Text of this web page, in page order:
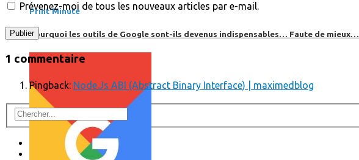
Print'Minute
Pourquoi les outils de Google sont-ils devenus indispensables… Faute de mieux…
Prévenez-moi de tous les nouveaux articles par e-mail.
1 commentaire
Pingback: Node.Js ABI (Abstract Binary Interface) | maximedblog